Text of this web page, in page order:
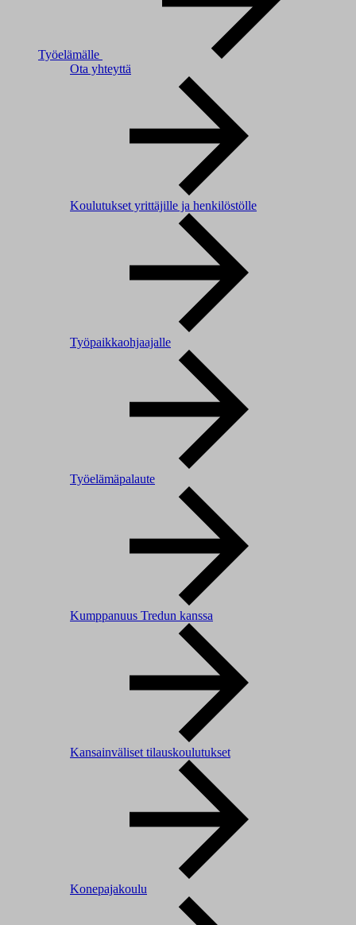
Työelämälle
Ota yhteyttä
Koulutukset yrittäjille ja henkilöstölle
Työpaikkaohjaajalle
Työelämäpalaute
Kumppanuus Tredun kanssa
Kansainväliset tilauskoulutukset
Konepajakoulu